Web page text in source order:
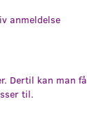
anmeldelse
Dertil kan man få
til.